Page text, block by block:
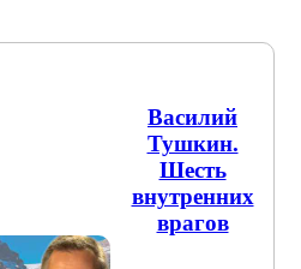
Василий
Тушкин.
Шесть
внутренних
врагов